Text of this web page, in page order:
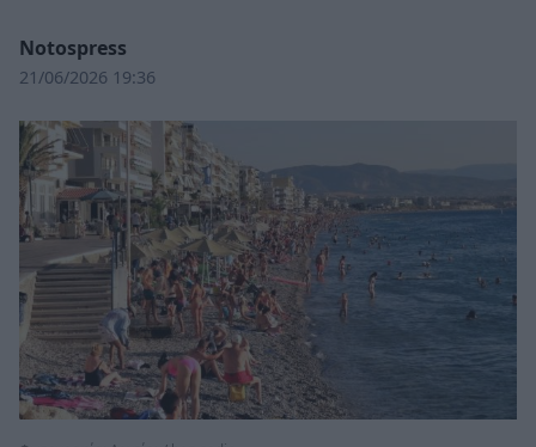
Notospress
21/06/2026 19:36